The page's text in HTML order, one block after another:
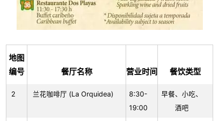
地图
编号
餐厅名称 营业时间 餐饮类型
2 兰花咖啡厅 (La Orquidea)
8:30-
19:00
早餐、小吃、
酒吧